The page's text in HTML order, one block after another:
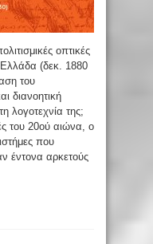
οπτικές
Ελλάδα (δεκ. 1880
του
διανοη­τική
λογοτεχνία της;
του 20ού αιώνα, ο
που
έντονα αρκετούς